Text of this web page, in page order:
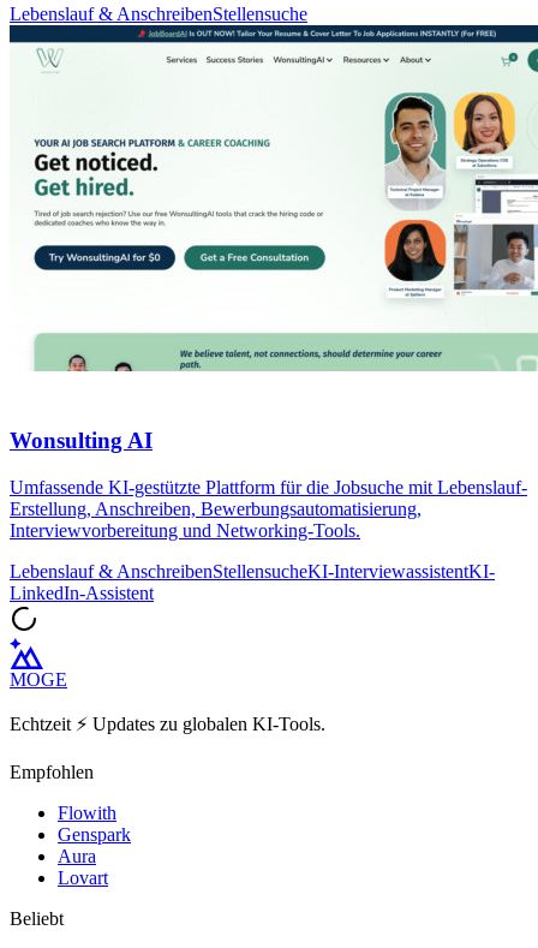
Lebenslauf & AnschreibenStellensuche
Wonsulting AI
Umfassende KI-gestützte Plattform für die Jobsuche mit Lebenslauf-
Erstellung, Anschreiben, Bewerbungsautomatisierung,
Interviewvorbereitung und Networking-Tools.
Lebenslauf & AnschreibenStellensucheKI-InterviewassistentKI-
LinkedIn-Assistent
MOGE
Echtzeit ⚡️ Updates zu globalen KI-Tools.
Empfohlen
Flowith
Genspark
Aura
Lovart
Beliebt